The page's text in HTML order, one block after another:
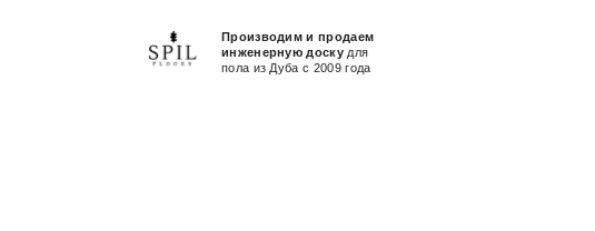
Производим и продаем
инженерную доску для
пола из Дуба с 2009 года